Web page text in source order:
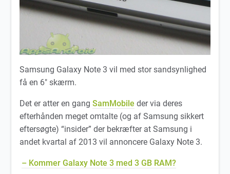
Samsung Galaxy Note 3 vil med stor sandsynlighed
få en 6″ skærm.
Det er atter en gangSamMobile der via deres
efterhånden meget omtalte (og af Samsung sikkert
eftersøgte) “insider” der bekræfter at Samsung i
andet kvartal af 2013 vil annoncere Galaxy Note 3.
– Kommer Galaxy Note 3 med 3 GB RAM?